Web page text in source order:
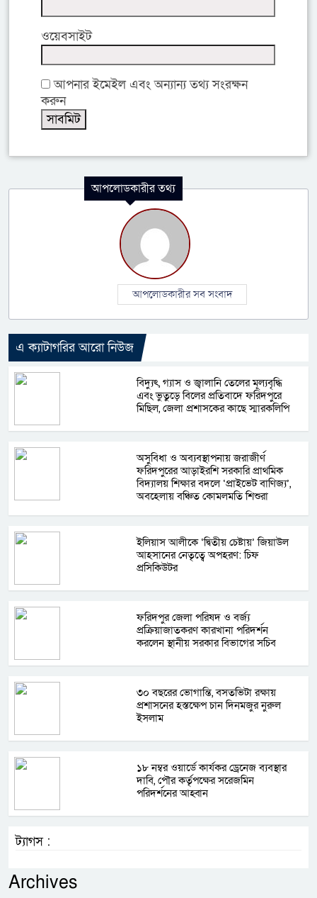
ওয়েবসাইট
আপনার ইমেইল এবং অন্যান্য তথ্য সংরক্ষন
করুন
আপলোডকারীর তথ্য
আপলোডকারীর সব সংবাদ
এ ক্যাটাগরির আরো নিউজ
বিদ্যুৎ, গ্যাস ও জ্বালানি তেলের মূল্যবৃদ্ধি
এবং ভুতুড়ে বিলের প্রতিবাদে ফরিদপুরে
মিছিল, জেলা প্রশাসকের কাছে স্মারকলিপি
অসুবিধা ও অব্যবস্থাপনায় জরাজীর্ণ
ফরিদপুরের আড়াইরশি সরকারি প্রাথমিক
বিদ্যালয় শিক্ষার বদলে ‘প্রাইভেট বাণিজ্য’,
অবহেলায় বঞ্চিত কোমলমতি শিশুরা
ইলিয়াস আলীকে ‘দ্বিতীয় চেষ্টায়’ জিয়াউল
আহসানের নেতৃত্বে অপহরণ: চিফ
প্রসিকিউটর
ফরিদপুর জেলা পরিষদ ও বর্জ্য
প্রক্রিয়াজাতকরণ কারখানা পরিদর্শন
করলেন স্থানীয় সরকার বিভাগের সচিব
৩০ বছরের ভোগান্তি, বসতভিটা রক্ষায়
প্রশাসনের হস্তক্ষেপ চান দিনমজুর নুরুল
ইসলাম
১৮ নম্বর ওয়ার্ডে কার্যকর ড্রেনেজ ব্যবস্থার
দাবি, পৌর কর্তৃপক্ষের সরেজমিন
পরিদর্শনের আহ্বান
ট্যাগস :
Archives